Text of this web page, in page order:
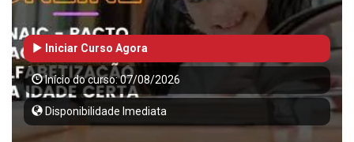
Iniciar Curso Agora
Início do curso: 07/08/2026
Disponibilidade Imediata